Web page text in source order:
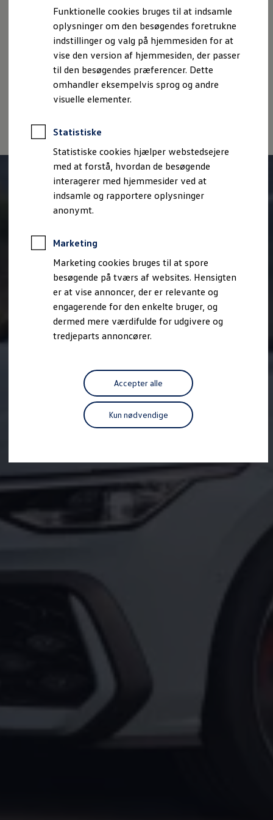
Funktionelle cookies bruges til at indsamle
oplysninger om den besøgendes foretrukne
indstillinger og valg på hjemmesiden for at
vise den version af hjemmesiden, der passer
til den besøgendes præferencer. Dette
omhandler eksempelvis sprog og andre
visuelle elementer.
Statistiske
Statistiske cookies hjælper webstedsejere
med at forstå, hvordan de besøgende
interagerer med hjemmesider ved at
indsamle og rapportere oplysninger
anonymt.
Marketing
Marketing cookies bruges til at spore
besøgende på tværs af websites. Hensigten
er at vise annoncer, der er relevante og
engagerende for den enkelte bruger, og
dermed mere værdifulde for udgivere og
tredjeparts annoncører.
Accepter alle
Kun nødvendige
Bestil et tilbud
Brugte biler
Pendlerleasing
Budgetberegner
Firmabil
Vejen til en ny Volkswagen
Online Privatleasing
Finansiering og forsikring
Volkswagen Forsikring
Volkswagen Finansiering
Ejere og services
Book tid på værkstedet
Service
Serviceabonnementer
Service 5+
Service på elbiler
Prismatch
Fordele ved autoriseret værksted
Brugbar information
Servicefordele
Digitale ekstrafunktioner
Se tjenesterne til din model
Volkswagen-apps, login og shop
Forbind mobiltelefonen med bilen
Opdateringer til software, kort og radio
Fleet Interface Data
MinVolkswagen
Digital instruktionsbog
Tilbehør
Fordele ved at vælge autoriseret værksted til din
Om Volkswagen
Nyheder
Tilmeld nyhedsbrev
Pressemeddelser
Kalenderbillede
VieW
Autostadt
Find forhandler
Hjælp og kontakt
Juridisk information Samtykke
Privatlivspolitik
Cookiepolitik
Handelsbetingelser
Volkswagen AG (Kolofon og juridiske tekster)
Oplysninger om tilgængelighed
EU Data Act
Volkswagen Databeskyttelsesportal